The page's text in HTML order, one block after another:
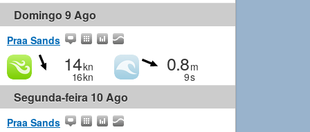
Domingo 9 Ago
Praa Sands
14kn
16kn
0.8m
9s
Segunda-feira 10 Ago
Praa Sands